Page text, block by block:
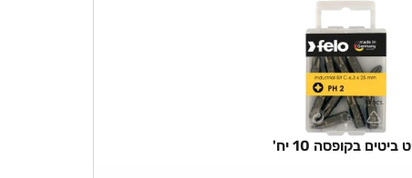
ביטים בקופסה 10 יח'